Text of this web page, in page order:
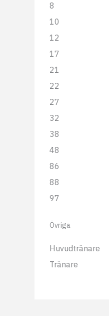
8
10
12
17
21
22
27
32
38
48
86
88
97
Övriga
Huvudtränare
Tränare